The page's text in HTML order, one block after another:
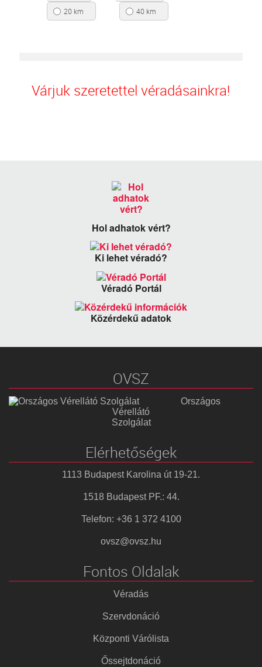
20 km
40 km
Várjuk szeretettel véradásainkra!
Hol adhatok vért?
Ki lehet véradó?
Véradó Portál
Közérdekű adatok
OVSZ
Országos
Vérellátó
Szolgálat
Elérhetőségek
1113 Budapest Karolina út 19-21.
1518 Budapest PF.: 44.
Telefon: +36 1 372 4100
ovsz@ovsz.hu
Fontos Oldalak
Véradás
Szervdonáció
Központi Várólista
Őssejtdonáció